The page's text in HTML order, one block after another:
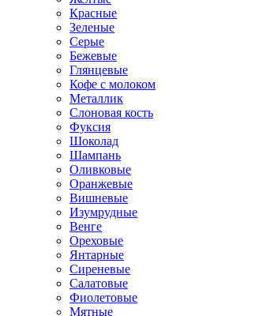
Красные
Зеленые
Серые
Бежевые
Глянцевые
Кофе с молоком
Металлик
Слоновая кость
Фуксия
Шоколад
Шампань
Оливковые
Оранжевые
Вишневые
Изумрудные
Венге
Ореховые
Янтарные
Сиреневые
Салатовые
Фиолетовые
Мятные